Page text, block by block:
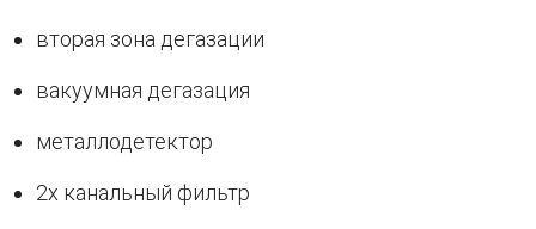
вторая зона дегазации
вакуумная дегазация
металлодетектор
2х канальный фильтр